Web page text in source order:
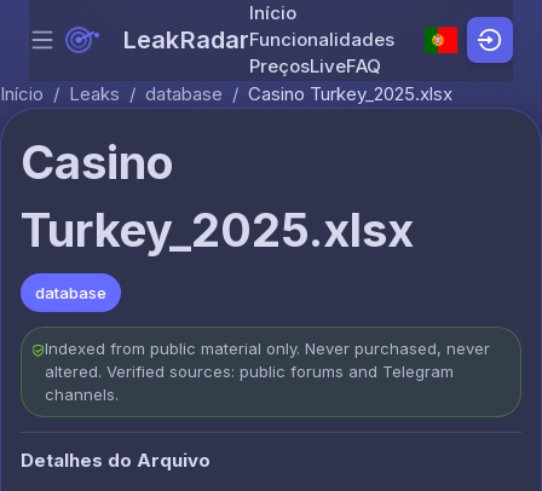
Skip to content
Menu LeakRadar
Início
Funcionalidades
PreçosLiveFAQ
Início / Leaks / database / Casino Turkey_2025.xlsx
Casino
Turkey_2025.xlsx
database
Indexed from public material only. Never purchased, never
altered. Verified sources: public forums and Telegram
channels.
Detalhes do Arquivo